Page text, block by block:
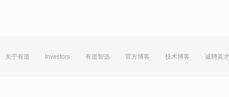
关于有道 Investors 有道智选 官方博客 技术博客 诚聘英才